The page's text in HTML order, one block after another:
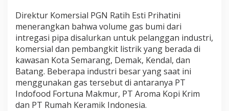
Direktur Komersial PGN Ratih Esti Prihatini
menerangkan bahwa volume gas bumi dari
intregasi pipa disalurkan untuk pelanggan industri,
komersial dan pembangkit listrik yang berada di
kawasan Kota Semarang, Demak, Kendal, dan
Batang. Beberapa industri besar yang saat ini
menggunakan gas tersebut di antaranya PT
Indofood Fortuna Makmur, PT Aroma Kopi Krim
dan PT Rumah Keramik Indonesia.